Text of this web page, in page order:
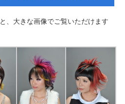
、大きな画像でご覧いただけます